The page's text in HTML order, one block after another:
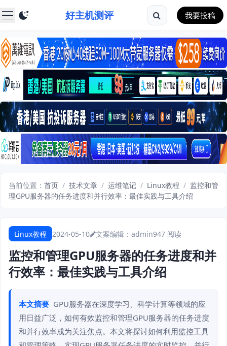
好主机测评 我要投稿
当前位置： 首页 / 技术文章 / 运维笔记 / Linux教程 / 监控和管
理GPU服务器的任务进度和并行效率：最佳实践与工具介绍
Linux教程 2024-05-10 文案编辑：admin947 阅读
监控和管理GPU服务器的任务进度和并
行效率：最佳实践与工具介绍
本文摘要 GPU服务器在深度学习、科学计算等领域的应
用日益广泛，如何有效监控和管理GPU服务器的任务进度
和并行效率成为关注焦点。本文将探讨如何利用监控工具